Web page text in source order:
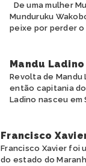
De uma mulher
Munduruku
peixe por perder o
Mandu Ladino
Revolta de Mandu
então capitania
Ladino nasceu em
Francisco
Francisco Xavier foi
do estado do